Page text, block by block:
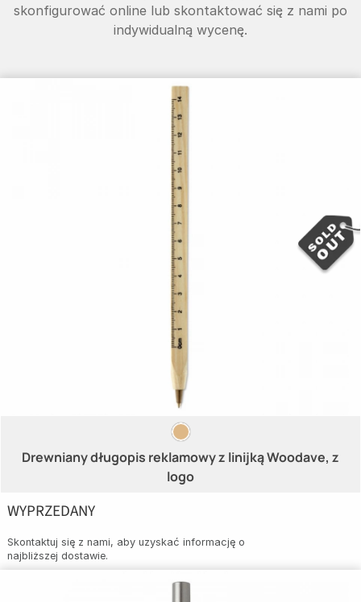
skonfigurować online lub skontaktować się z nami po
indywidualną wycenę.
Drewniany długopis reklamowy z linijką Woodave, z
logo
WYPRZEDANY
Skontaktuj się z nami, aby uzyskać informację o
najbliższej dostawie.